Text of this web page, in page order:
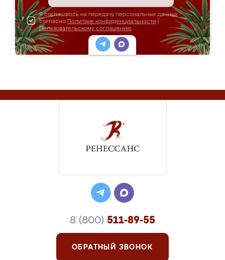
Я соглашаюсь на передачу персональных данных
согласно Политике конфиденциальности
Пользовательскому соглашению
8 (800) 511-89-55
ОБРАТНЫЙ ЗВОНОК